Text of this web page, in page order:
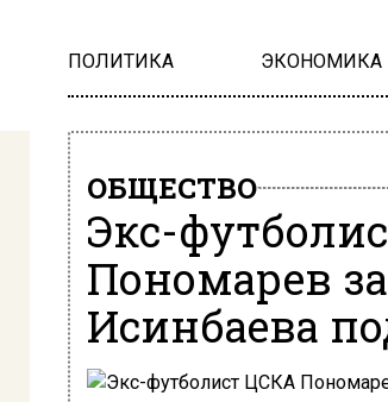
ПОЛИТИКА ЭКОНОМИКА
ОБЩЕСТВО
Экс-
Пономарев
Исинбаева